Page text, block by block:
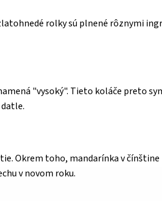
rolky sú plnené rôznymi
"vysoký". Tieto koláče preto
Okrem toho, mandarínka v
v novom roku.